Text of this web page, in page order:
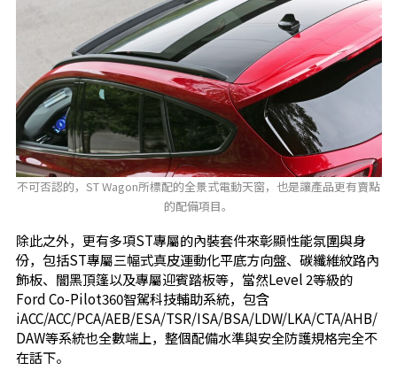
不可否認的，ST Wagon所標配的全景式電動天窗，也是讓產品更有賣點
的配備項目。
除此之外，更有多項ST專屬的內裝套件來彰顯性能氛圍與身
份，包括ST專屬三幅式真皮運動化平底方向盤、碳纖維紋路內
飾板、闇黑頂篷以及專屬迎賓踏板等，當然Level 2等級的
Ford Co-Pilot360智駕科技輔助系統，包含
iACC/ACC/PCA/AEB/ESA/TSR/ISA/BSA/LDW/LKA/CTA/AHB/
DAW等系統也全數端上，整個配備水準與安全防護規格完全不
在話下。